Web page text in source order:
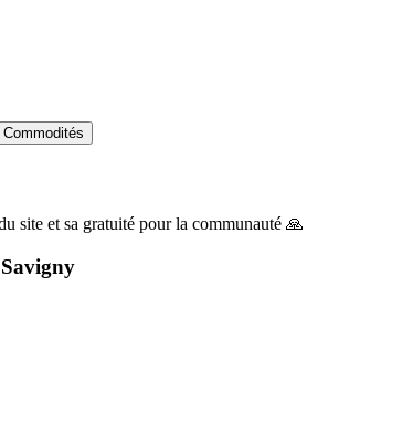
Commodités
site et sa gratuité pour la communauté 🙏
Savigny